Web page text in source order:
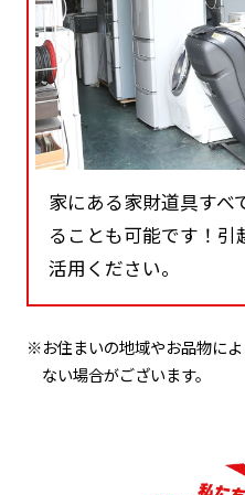
家にある家財道具すべ
ることも可能です！
活用ください。
※お住まいの地域やお品物に
ない場合がございます。